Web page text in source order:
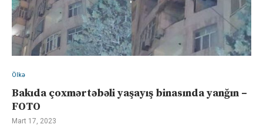
Ölkə
Bakıda çoxmərtəbəli yaşayış binasında yanğın –
FOTO
Mart 17, 2023